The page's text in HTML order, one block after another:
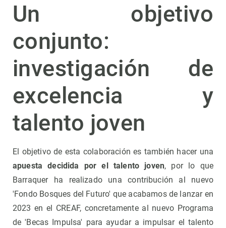
Un objetivo
conjunto:
investigación de
excelencia y
talento joven
El objetivo de esta colaboración es también hacer una
apuesta decidida por el talento joven, por lo que
Barraquer ha realizado una contribución al nuevo
'Fondo Bosques del Futuro' que acabamos de lanzar en
2023 en el CREAF, concretamente al nuevo Programa
de 'Becas Impulsa' para ayudar a impulsar el talento